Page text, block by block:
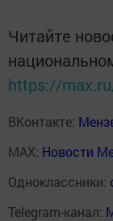
Читайте
https://
ВКонтакте:
MAX: Новости
Одноклассники:
Telegram-канал: